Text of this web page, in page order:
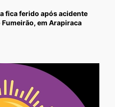
fica ferido após acidente
em Arapiraca